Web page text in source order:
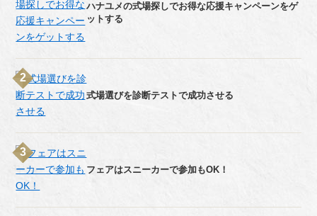
ハナユメの式場探しでお得な応援キャンペーンをゲ
ットする
式場選びを診断テストで成功させる
フェアはスニーカーで参加もOK！